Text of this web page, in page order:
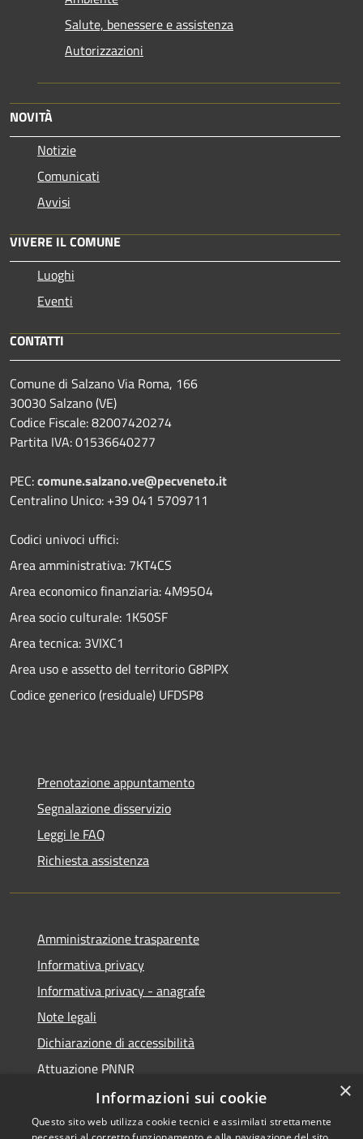
Salute, benessere e assistenza
Autorizzazioni
NOVITÀ
Notizie
Comunicati
Avvisi
VIVERE IL COMUNE
Luoghi
Eventi
CONTATTI
Comune di Salzano Via Roma, 166
30030 Salzano (VE)
Codice Fiscale: 82007420274
Partita IVA: 01536640277
PEC:comune.salzano.ve@pecveneto.it
Centralino Unico: +39 041 5709711
Codici univoci uffici:
Area amministrativa: 7KT4CS
Area economico finanziaria: 4M95O4
Area socio culturale: 1K50SF
Area tecnica: 3VIXC1
Area uso e assetto del territorio G8PIPX
Codice generico (residuale) UFDSP8
Prenotazione appuntamento
Segnalazione disservizio
Leggi le FAQ
Richiesta assistenza
Amministrazione trasparente
Informativa privacy
Informativa privacy - anagrafe
Note legali
Dichiarazione di accessibilità
Attuazione PNNR
Whistleblowing
×
Informazioni sui cookie
Questo sito web utilizza cookie tecnici e assimilati strettamente